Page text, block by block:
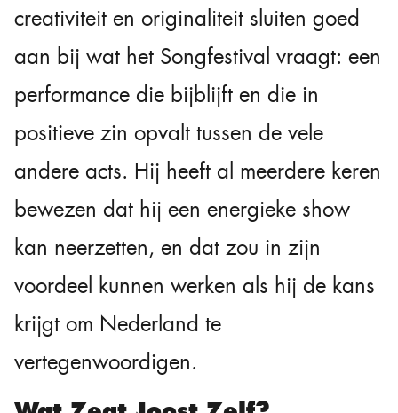
creativiteit en originaliteit sluiten goed
aan bij wat het Songfestival vraagt: een
performance die bijblijft en die in
positieve zin opvalt tussen de vele
andere acts. Hij heeft al meerdere keren
bewezen dat hij een energieke show
kan neerzetten, en dat zou in zijn
voordeel kunnen werken als hij de kans
krijgt om Nederland te
vertegenwoordigen.